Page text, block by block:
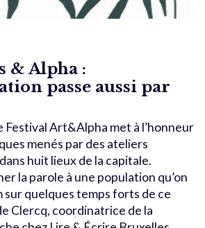
& Alpha :
passe aussi par
Festival Art&Alpha met à l’honneur
menés par des ateliers
huit lieux de la capitale.
la parole à une population qu’on
sur quelques temps forts de ce
Clercq, coordinatrice de la